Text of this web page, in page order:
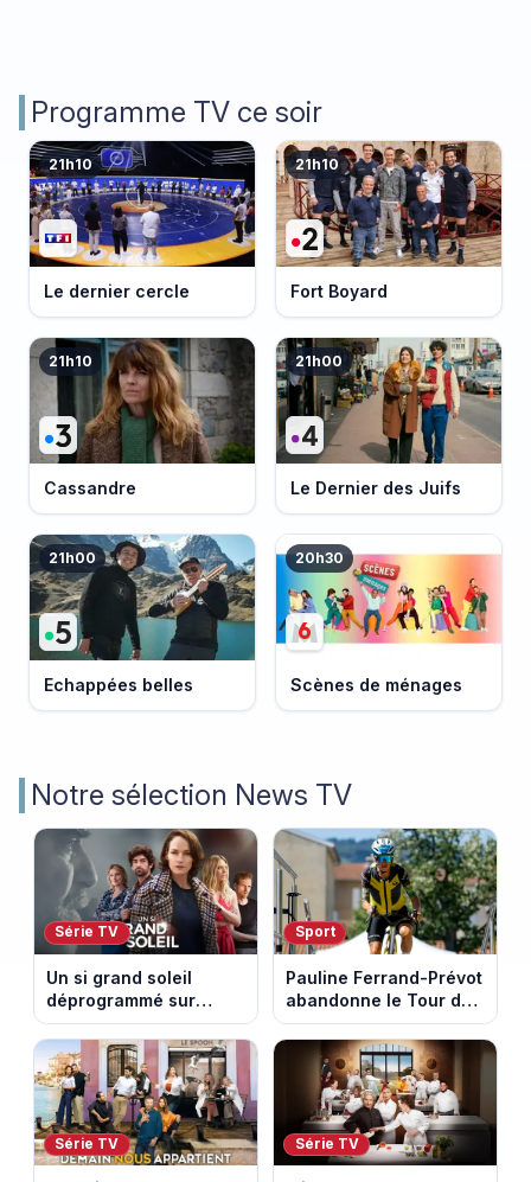
Programme TV ce soir
21h10
Le dernier cercle
21h10
Fort Boyard
21h10
Cassandre
21h00
Le Dernier des Juifs
21h00
Echappées belles
20h30
Scènes de ménages
Notre sélection News TV
Série TV
Un si grand soleil
déprogrammé sur
France 3 : cinq
épisodes inédits
diffusés le 13 août
Sport
Pauline Ferrand-Prévot
abandonne le Tour de
France Femmes avant
la 8e étape
Série TV Série TV